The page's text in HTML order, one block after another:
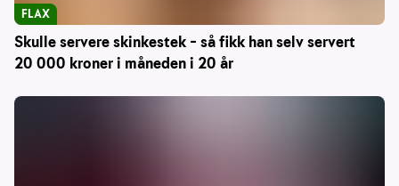
Skulle servere skinkestek – så fikk han selv servert
20 000 kroner i måneden i 20 år
FLAX